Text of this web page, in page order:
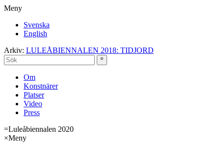
Meny
Svenska
English
Arkiv: LULEÅBIENNALEN 2018: TIDJORD
Om
Konstnärer
Platser
Video
Press
=Luleåbiennalen 2020
×Meny